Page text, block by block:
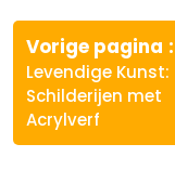
Vorige pagina
Levendige Kunst:
Schilderijen met
Acrylverf